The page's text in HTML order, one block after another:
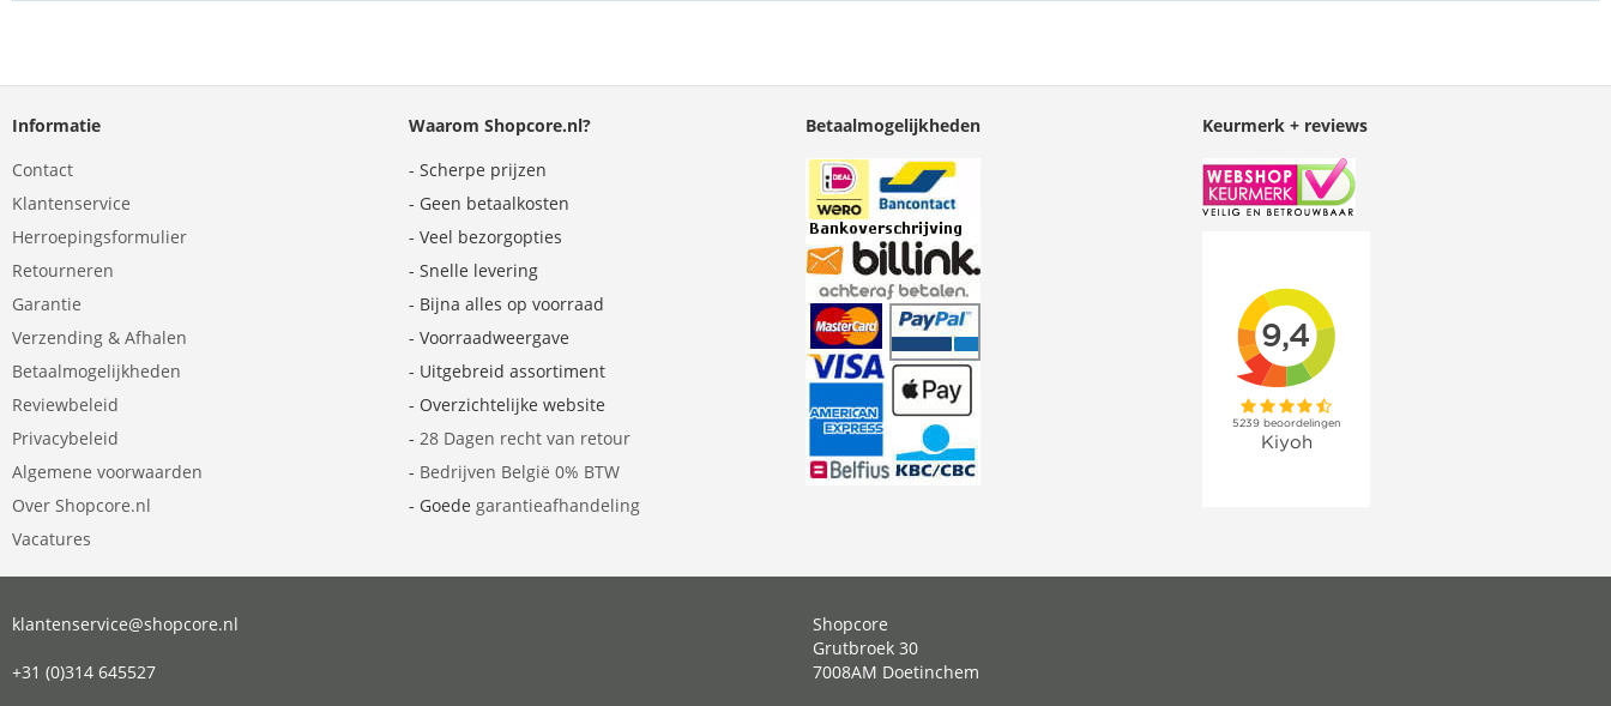
Informatie
Contact
Klantenservice
Herroepingsformulier
Retourneren
Garantie
Verzending & Afhalen
Betaalmogelijkheden
Reviewbeleid
Privacybeleid
Algemene voorwaarden
Over Shopcore.nl
Vacatures
Waarom Shopcore.nl?
- Scherpe prijzen
- Geen betaalkosten
- Veel bezorgopties
- Snelle levering
- Bijna alles op voorraad
- Voorraadweergave
- Uitgebreid assortiment
- Overzichtelijke website
- 28 Dagen recht van retour
- Bedrijven België 0% BTW
- Goede garantieafhandeling
Betaalmogelijkheden Keurmerk + reviews
klantenservice@shopcore.nl
+31 (0)314 645527
Shopcore
Grutbroek 30
7008AM Doetinchem